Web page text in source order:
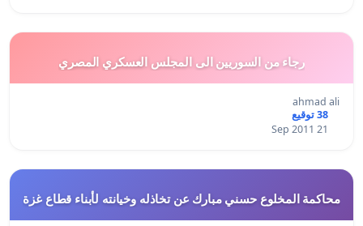
رجاء من السوريين الى المجلس العسكري المصري
ahmad ali
38 توقيع
21 Sep 2011
محاكمة المخلوع حسني مبارك عن تخاذله وخيانته لأبناء قطاع غزة